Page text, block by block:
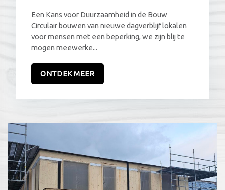
Een Kans voor Duurzaamheid in de Bouw
Circulair bouwen van nieuwe dagverblijf lokalen
voor mensen met een beperking, we zijn blij te
mogen meewerke...
ONTDEK MEER